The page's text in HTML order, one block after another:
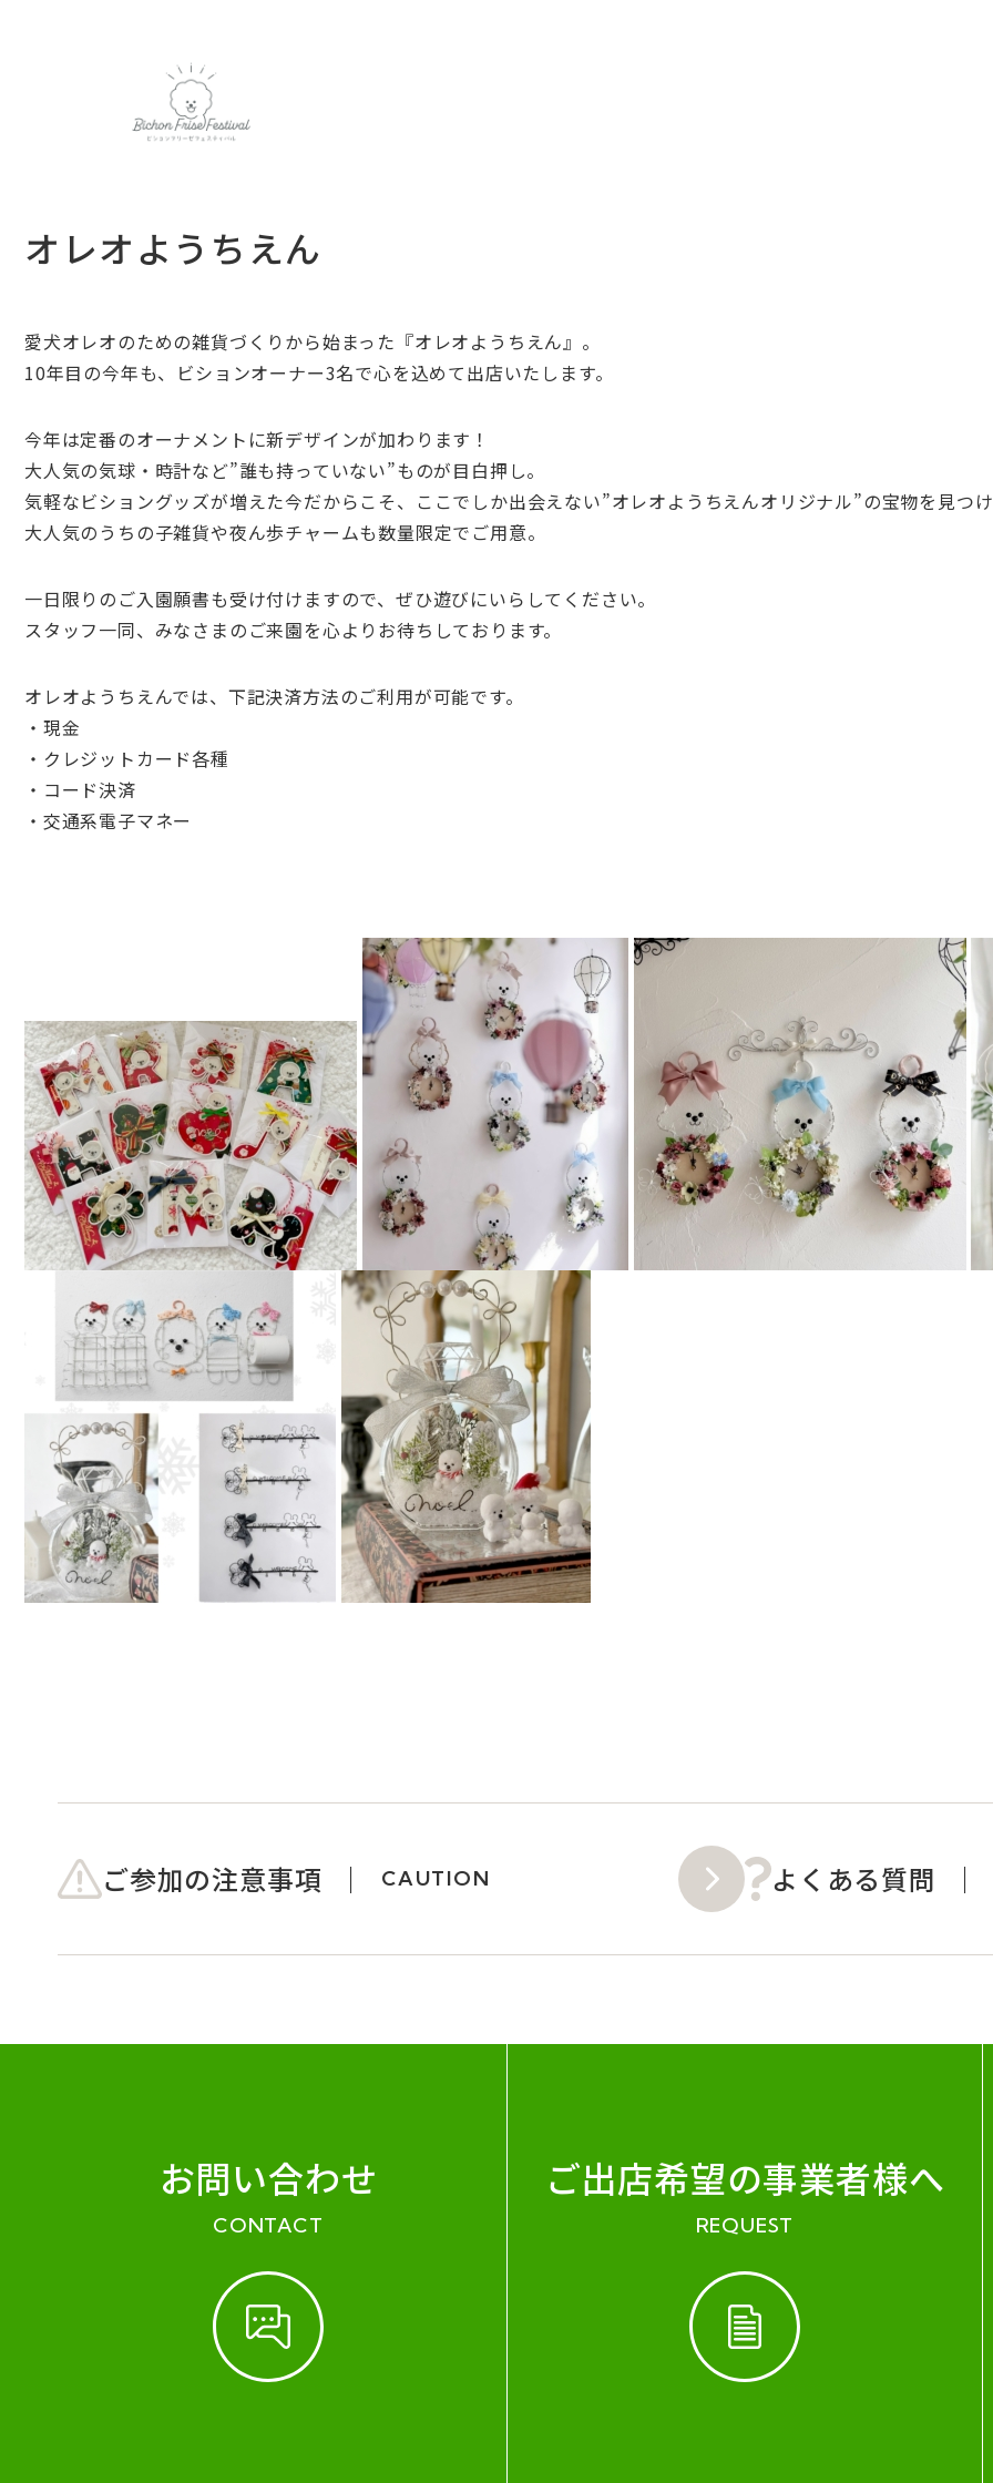
オレオようちえん
愛犬オレオのための雑貨づくりから始まった『オレオようちえん』。
10年目の今年も、ビションオーナー3名で心を込めて出店いたします。
今年は定番のオーナメントに新デザインが加わります！
大人気の気球・時計など”誰も持っていない”ものが目白押し。
気軽なビショングッズが増えた今だからこそ、ここでしか出会えない”オレオようちえんオリジナル”の宝物を見つ
大人気のうちの子雑貨や夜ん歩チャームも数量限定でご用意。
一日限りのご入園願書も受け付けますので、ぜひ遊びにいらしてください。
スタッフ一同、みなさまのご来園を心よりお待ちしております。
オレオようちえんでは、下記決済方法のご利用が可能です。
・現金
・クレジットカード各種
・コード決済
・交通系電子マネー
ご参加の注意事項 CAUTION よくある質問
お問い合わせ
CONTACT
ご出店希望の事業者様へ
REQUEST